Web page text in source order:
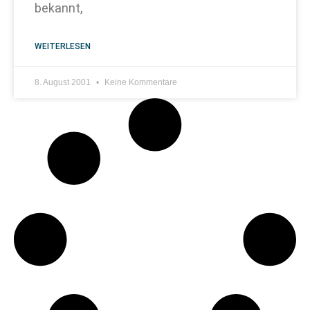
bekannt,
WEITERLESEN
8. August 2001 Keine Kommentare